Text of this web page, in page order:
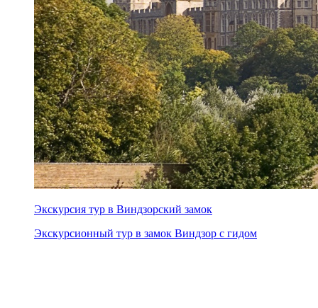
Экскурсия тур в Виндзорский замок
Экскурсионный тур в замок Виндзор с гидом